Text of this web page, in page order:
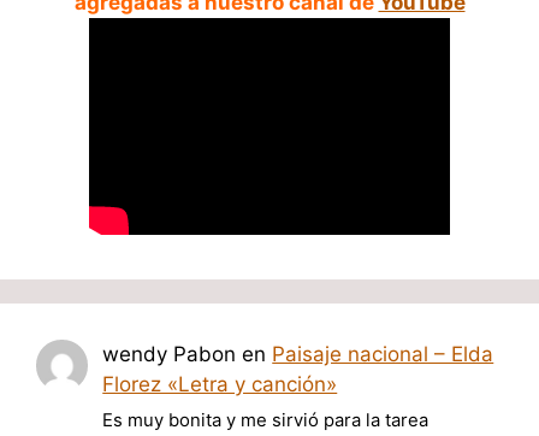
wendy Pabon en Paisaje nacional – Elda
Florez «Letra y canción»
Es muy bonita y me sirvió para la tarea